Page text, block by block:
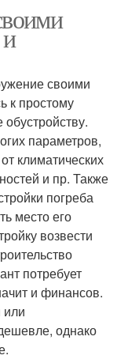
своими
к простому
параметров,
климатических
и пр. Также
погреба
место его
возвести
потребует
и финансов.
однако